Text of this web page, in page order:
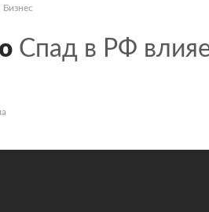
Бизнес
Спад в РФ